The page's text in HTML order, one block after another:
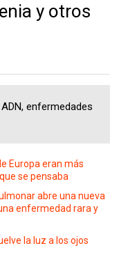
y otros
enfermedades
Europa eran más
se pensaba
abre una nueva
enfermedad rara y
la luz a los ojos